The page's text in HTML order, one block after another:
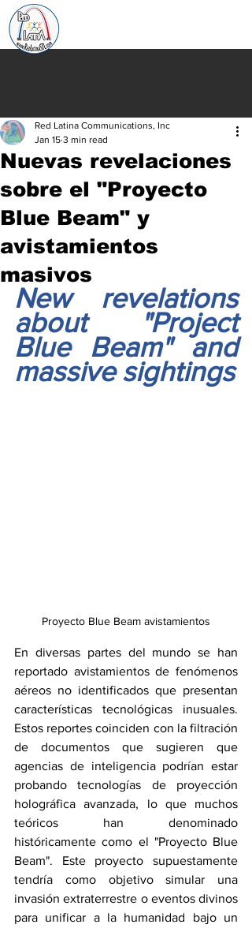
Nuevas revelaciones
sobre el "Proyecto
Blue Beam" y
avistamientos
masivos
Red Latina Communications, Inc
Jan 15 3 min read
New revelations
about "Project
Blue Beam" and
massive sightings
Proyecto Blue Beam avistamientos
En diversas partes del mundo se han
reportado avistamientos de fenómenos
aéreos no identificados que presentan
características tecnológicas inusuales.
Estos reportes coinciden con la filtración
de documentos que sugieren que
agencias de inteligencia podrían estar
probando tecnologías de proyección
holográfica avanzada, lo que muchos
teóricos han denominado
históricamente como el "Proyecto Blue
Beam". Este proyecto supuestamente
tendría como objetivo simular una
invasión extraterrestre o eventos divinos
para unificar a la humanidad bajo un